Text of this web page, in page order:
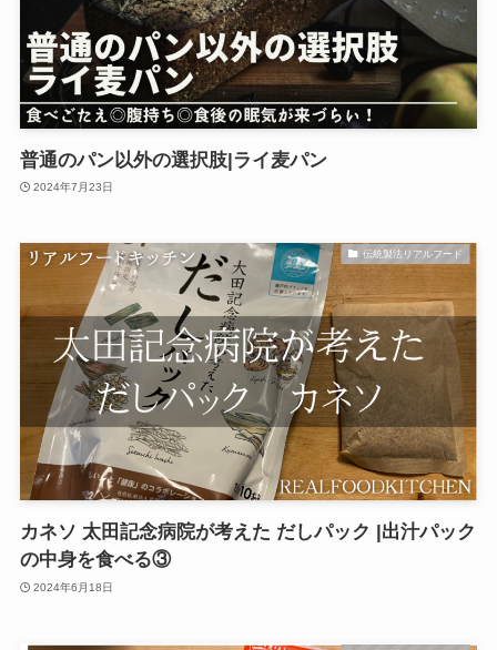
普通のパン以外の選択肢|ライ麦パン
2024年7月23日
伝統製法リアルフード
カネソ 太田記念病院が考えた だしパック |出汁パック
の中身を食べる③
2024年6月18日